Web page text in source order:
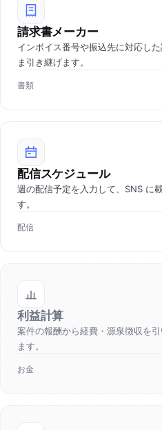
請求書メーカー
インボイス番号や振込先に対応し
ま引き継げます。
書類
配信スケジュール
週の配信予定を入力して、SNS に
す。
配信
利益計算
案件の報酬から経費・源泉徴収を
ます。
お金